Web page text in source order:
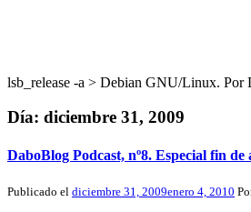
lsb_release -a > Debian GNU/Linux.
Día: diciembre 31, 2009
DaboBlog Podcast, nº8. Especial fin
Publicado el diciembre 31, 2009enero 4, 2010